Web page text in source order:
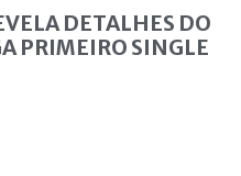
DETALHES DO
PRIMEIRO SINGLE